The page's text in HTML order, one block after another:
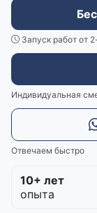
Запуск работ от
Индивидуальная
Отвечаем быстро
10+ лет
опыта